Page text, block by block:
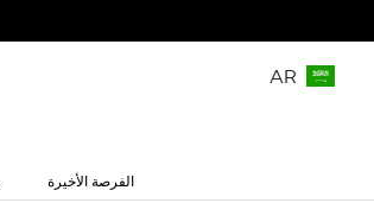
AR
الفرصة الأخيرة